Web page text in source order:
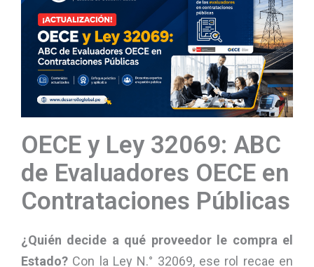
OECE y Ley 32069: ABC
de Evaluadores OECE en
Contrataciones Públicas
¿Quién decide a qué proveedor le compra el
Estado? Con la Ley N.° 32069, ese rol recae en